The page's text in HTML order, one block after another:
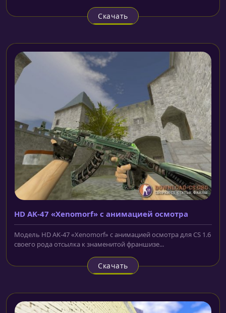
Скачать
HD AK-47 «Xenomorf» с анимацией осмотра
Модель HD AK-47 «Xenomorf» с анимацией осмотра для CS 1.6
своего рода отсылка к знаменитой франшизе...
Скачать